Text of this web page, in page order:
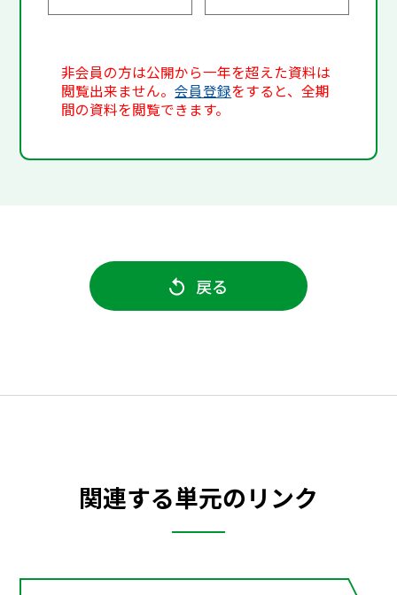
非会員の方は公開から一年を超えた資料は
閲覧出来ません。会員登録をすると、全期
間の資料を閲覧できます。
戻る
関連する単元のリンク